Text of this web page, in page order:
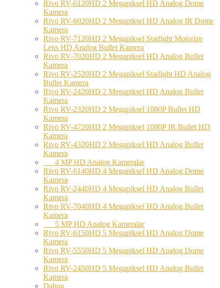
Rivo RV-6120HD 2 Megapiksel HD Analog Dome
Kamera
Rivo RV-6020HD 2 Megapiksel HD Analog IR Dome
Kamera
Rivo RV-7120HD 2 Megapiksel Starlight Motorize
Lens HD Analog Bullet Kamera
Rivo RV-7020HD 2 Megapiksel HD Analog Bullet
Kamera
Rivo RV-2520HD 2 Megapiksel Starlight HD Analog
Bullet Kamera
Rivo RV-2420HD 2 Megapiksel HD Analog Bullet
Kamera
Rivo RV-2320HD 2 Megapiksel 1080P Bullet HD
Kamera
Rivo RV-4720HD 2 Megapiksel 1080P IR Bullet HD
Kamera
Rivo RV-4320HD 2 Megapiksel HD Analog Bullet
Kamera
4 MP HD Analog Kameralar
Rivo RV-6140HD 4 Megapiksel HD Analog Dome
Kamera
Rivo RV-2440HD 4 Megapiksel HD Analog Bullet
Kamera
Rivo RV-7040HD 4 Megapiksel HD Analog Bullet
Kamera
5 MP HD Analog Kameralar
Rivo RV-6150HD 5 Megapiksel HD Analog Dome
Kamera
Rivo RV-5550HD 5 Megapiksel HD Analog Dome
Kamera
Rivo RV-2450HD 5 Megapiksel HD Analog Bullet
Kamera
Dahua